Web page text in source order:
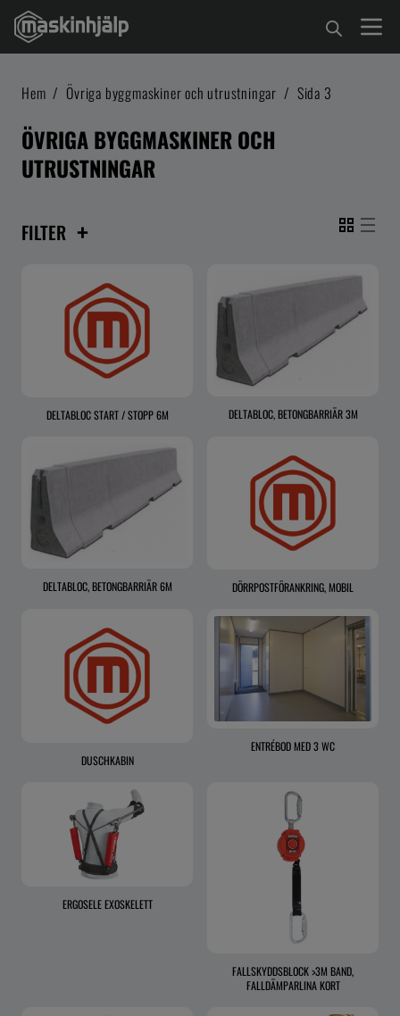
Hem / Övriga byggmaskiner och utrustningar / Sida 3
ÖVRIGA BYGGMASKINER OCH
UTRUSTNINGAR
FILTER +
DELTABLOC START / STOPP 6M DELTABLOC, BETONGBARRIÄR 3M
DELTABLOC, BETONGBARRIÄR 6M DÖRRPOSTFÖRANKRING, MOBIL
DUSCHKABIN
ENTRÉBOD MED 3 WC
ERGOSELE EXOSKELETT
FALLSKYDDSBLOCK >3M BAND,
FALLDÄMPARLINA KORT